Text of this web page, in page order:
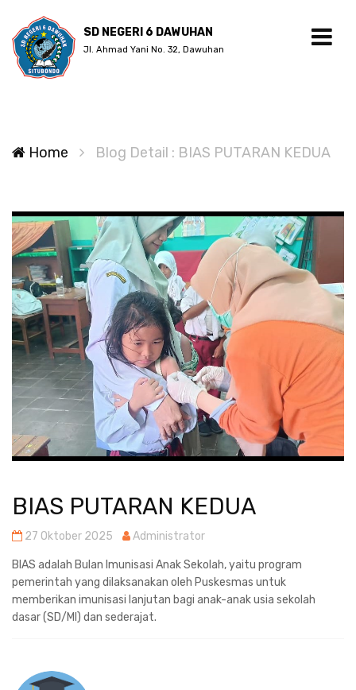
SD NEGERI 6 DAWUHAN
Jl. Ahmad Yani No. 32, Dawuhan
Home Blog Detail : BIAS PUTARAN KEDUA
BIAS PUTARAN KEDUA
27 Oktober 2025 Administrator
BIAS adalah Bulan Imunisasi Anak Sekolah, yaitu program
pemerintah yang dilaksanakan oleh Puskesmas untuk
memberikan imunisasi lanjutan bagi anak-anak usia sekolah
dasar (SD/MI) dan sederajat.